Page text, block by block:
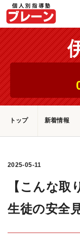
トップ 新着情報
2025-05-11
【こんな取
生徒の安全